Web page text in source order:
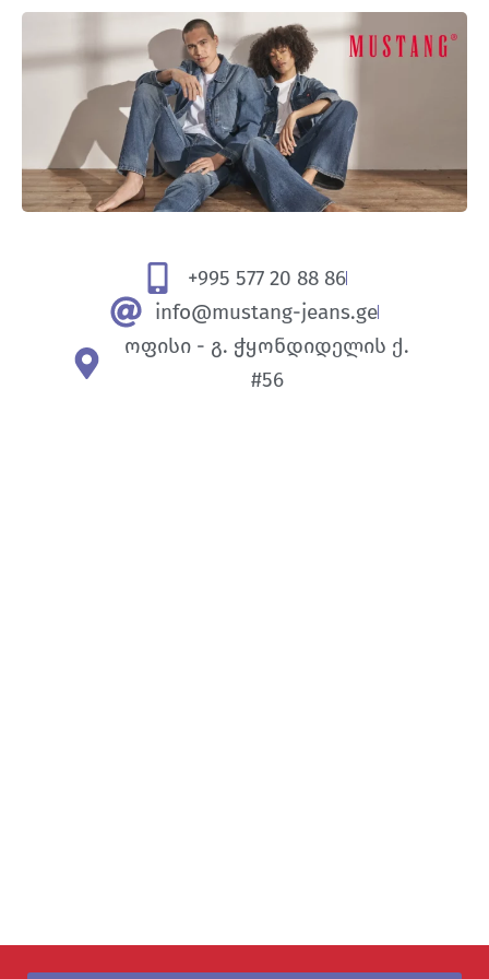
+995 577 20 88 86
info@mustang-jeans.ge
ოფისი - გ. ჭყონდიდელის ქ.
#56